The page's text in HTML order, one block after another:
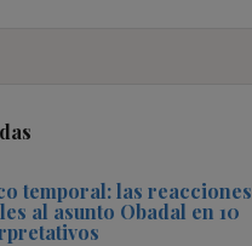
temporal: las reacciones
al asunto Obadal en 10